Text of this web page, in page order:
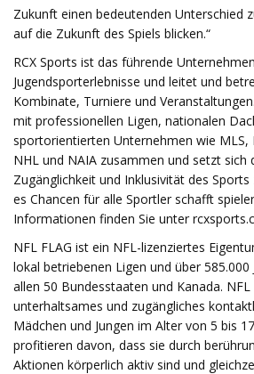
Zukunft einen bedeutenden Unterschied
auf die Zukunft des Spiels blicken.“
RCX Sports ist das führende
Jugendsporterlebnisse und leitet und
Kombinate, Turniere und
mit professionellen Ligen, nationalen
sportorientierten Unternehmen wie MLS,
NHL und NAIA zusammen und setzt sich
Zugänglichkeit und Inklusivität des
es Chancen für alle Sportler schafft
Informationen finden Sie unter
NFL FLAG ist ein NFL-lizenziertes
lokal betriebenen Ligen und über 585.000
allen 50 Bundesstaaten und Kanada. NFL
unterhaltsames und zugängliches
Mädchen und Jungen im Alter von 5 bis
profitieren davon, dass sie durch
Aktionen körperlich aktiv sind und